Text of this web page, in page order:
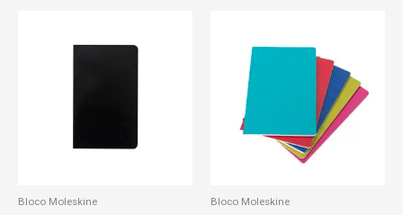
Bloco Moleskine Bloco Moleskine